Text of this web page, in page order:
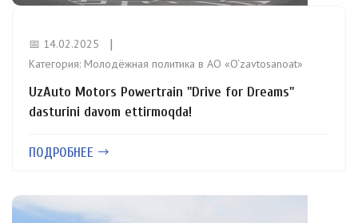
📅 14.02.2025
Категория: Молодёжная политика в АО «O‘zavtosanoat»
UzAuto Motors Powertrain "Drive for Dreams"
dasturini davom ettirmoqda!
ПОДРОБНЕЕ